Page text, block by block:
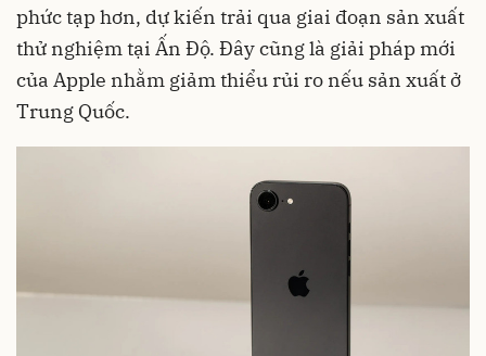
phức tạp hơn, dự kiến trải qua giai đoạn sản xuất
thử nghiệm tại Ấn Độ. Đây cũng là giải pháp mới
của Apple nhằm giảm thiểu rủi ro nếu sản xuất ở
Trung Quốc.